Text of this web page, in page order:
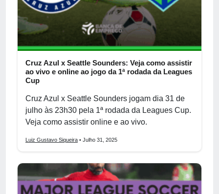
Cruz Azul x Seattle Sounders: Veja como assistir
ao vivo e online ao jogo da 1ª rodada da Leagues
Cup
Cruz Azul x Seattle Sounders jogam dia 31 de
julho às 23h30 pela 1ª rodada da Leagues Cup.
Veja como assistir online e ao vivo.
Luiz Gustavo Siqueira • Julho 31, 2025